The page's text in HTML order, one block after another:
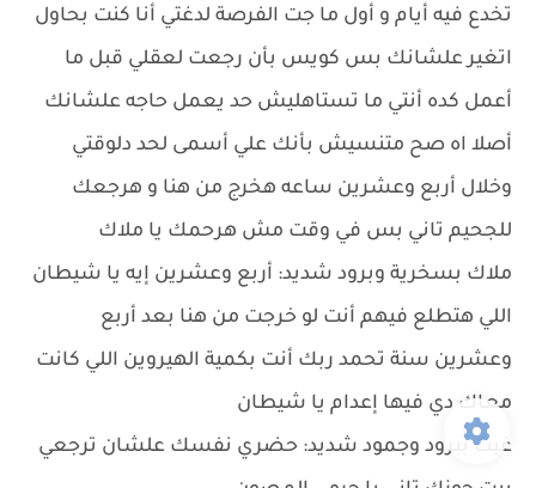
تخدع فيه أيام و أول ما جت الفرصة لدغتي أنا كنت بحاول
اتغير علشانك بس كويس بأن رجعت لعقلي قبل ما
أعمل كده أنتي ما تستاهليش حد يعمل حاجه علشانك
أصلا اه صح متنسيش بأنك علي أسمى لحد دلوقتي
وخلال أربع وعشرين ساعه هخرج من هنا و هرجعك
للجحيم تاني بس في وقت مش هرحمك يا ملاك
ملاك بسخرية وبرود شديد: أربع وعشرين إيه يا شيطان
اللي هتطلع فيهم أنت لو خرجت من هنا بعد أربع
وعشرين سنة تحمد ربك أنت بكمية الهيروين اللي كانت
معاك دي فيها إعدام يا شيطان
غيث ببرود وجمود شديد: حضري نفسك علشان ترجعي